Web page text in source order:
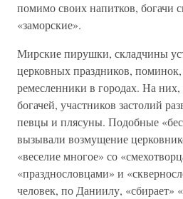
помимо своих напитков, богачи
«заморские».
Мирские пирушки, складчины
церковных праздников, поминок,
ремесленники в городах. На
богачей, участников застолий
певцы и плясуны. Подобные
вызывали возмущение
«веселие многое» со
«празднословцами» и
человек, по Даниилу,